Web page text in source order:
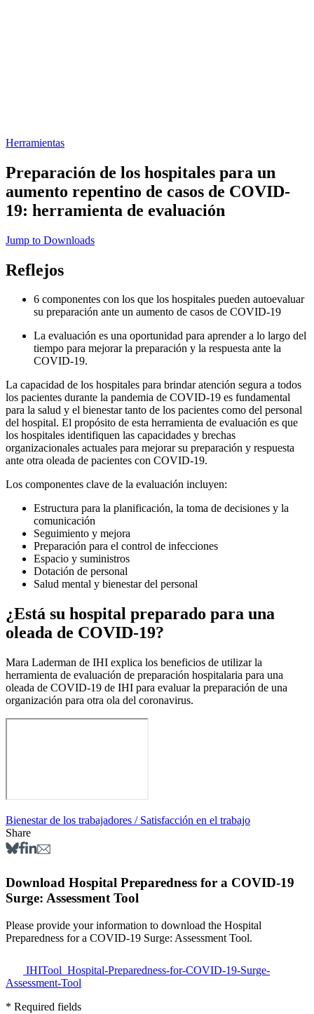
Herramientas
Preparación de los hospitales para un
aumento repentino de casos de COVID-
19: herramienta de evaluación
Jump to Downloads
Reflejos
6 componentes con los que los hospitales pueden autoevaluar
su preparación ante un aumento de casos de COVID-19
La evaluación es una oportunidad para aprender a lo largo del
tiempo para mejorar la preparación y la respuesta ante la
COVID-19.
La capacidad de los hospitales para brindar atención segura a todos
los pacientes durante la pandemia de COVID-19 es fundamental
para la salud y el bienestar tanto de los pacientes como del personal
del hospital. El propósito de esta herramienta de evaluación es que
los hospitales identifiquen las capacidades y brechas
organizacionales actuales para mejorar su preparación y respuesta
ante otra oleada de pacientes con COVID-19.
Los componentes clave de la evaluación incluyen:
Estructura para la planificación, la toma de decisiones y la
comunicación
Seguimiento y mejora
Preparación para el control de infecciones
Espacio y suministros
Dotación de personal
Salud mental y bienestar del personal
¿Está su hospital preparado para una
oleada de COVID-19?
Mara Laderman de IHI explica los beneficios de utilizar la
herramienta de evaluación de preparación hospitalaria para una
oleada de COVID-19 de IHI para evaluar la preparación de una
organización para otra ola del coronavirus.
Bienestar de los trabajadores / Satisfacción en el trabajo
Share
Download Hospital Preparedness for a COVID-19
Surge: Assessment Tool
Please provide your information to download the Hospital
Preparedness for a COVID-19 Surge: Assessment Tool.
IHITool_Hospital-Preparedness-for-COVID-19-Surge-
Assessment-Tool
* Required fields